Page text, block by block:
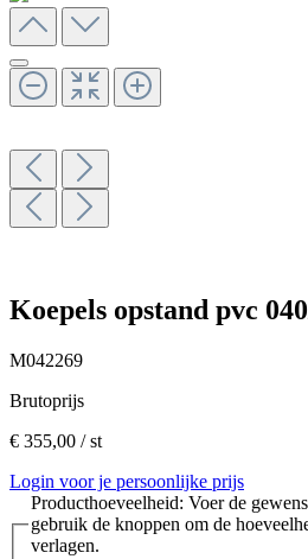
Koepels opstand pvc
M042269
Brutoprijs
€ 355,00 / st
Login voor je persoonlijke prijs
Producthoeveelheid: Voer de
gebruik de knoppen om de
verlagen.